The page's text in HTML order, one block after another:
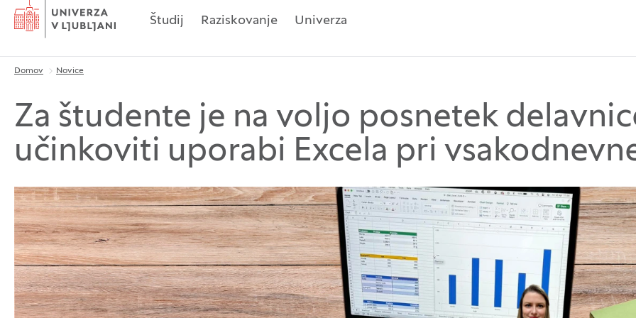
Domov
Študij Raziskovanje Univerza
Drobtinice
Domov Novice
Za študente je na voljo posnetek
učinkoviti uporabi Excela pri